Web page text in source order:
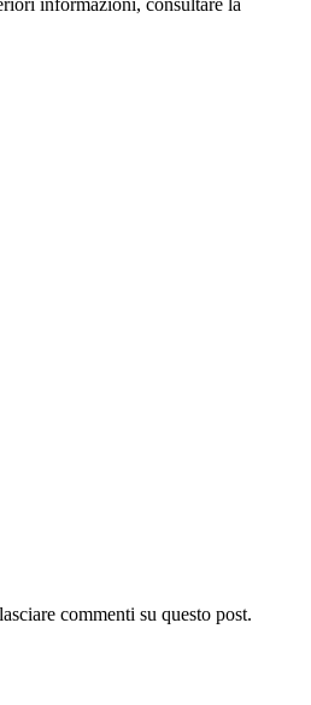
informazioni, consultare la
commenti su questo post.